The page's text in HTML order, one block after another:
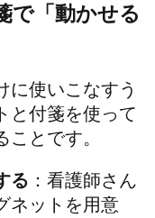
で「動かせる
に使いこなすう
と付箋を使って
とです。
る ：看護師さん
ネットを用意